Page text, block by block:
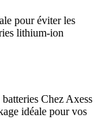
pour éviter les
lithium-ion
Chez Axess
idéale pour vos